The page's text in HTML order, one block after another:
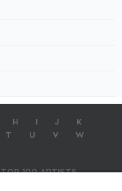
H J
K
T U V
W
TOP 100 ARTISTS